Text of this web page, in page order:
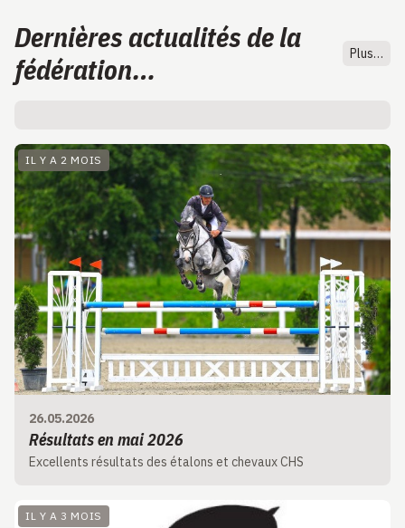
Dernières actualités de la
fédération…
Plus…
IL Y A 2 MOIS
26.05.2026
Résultats en mai 2026
Excellents résultats des étalons et chevaux CHS
IL Y A 3 MOIS